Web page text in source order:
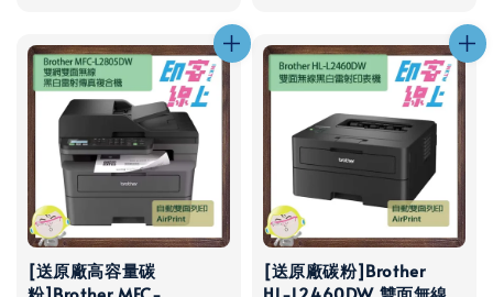
[送原廠高容量碳
[送原廠碳粉]Brother